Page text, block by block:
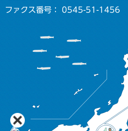
ファクス番号： 0545-51-1456